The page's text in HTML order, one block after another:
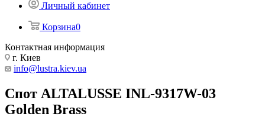
Личный кабинет
Корзина0
Контактная информация
г. Киев
info@lustra.kiev.ua
Спот ALTALUSSE INL-9317W-03
Golden Brass